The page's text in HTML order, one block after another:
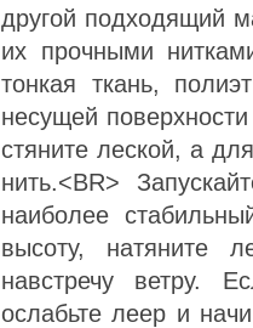
другой подходящий
их прочными
тонкая ткань,
несущей
стяните леской, а
нить.<BR>
наиболее
высоту, натяните
навстречу ветру.
ослабьте леер и